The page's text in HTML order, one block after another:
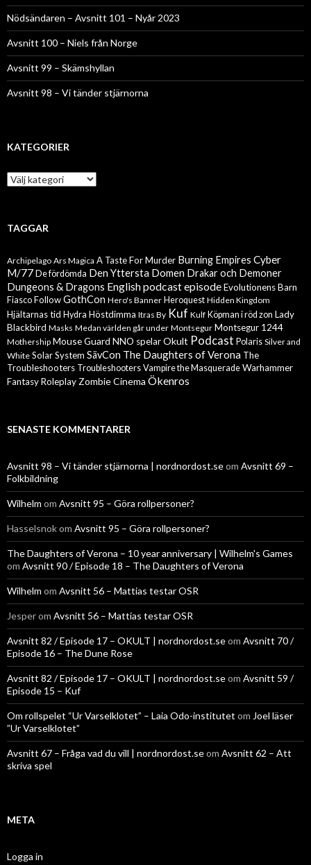
Nödsändaren – Avsnitt 101 – Nyår 2023
Avsnitt 100 – Niels från Norge
Avsnitt 99 – Skämshyllan
Avsnitt 98 – Vi tänder stjärnorna
KATEGORIER
Kategorier
TAGGAR
Archipelago Ars Magica A Taste For Murder Burning Empires Cyber
M/77 De fördömda Den Yttersta Domen Drakar och Demoner
Dungeons & Dragons English podcast episodeEvolutionens Barn
Fiasco FollowGothCon Hero's Banner Heroquest Hidden Kingdom
Hjältarnas tid Hydra Höstdimma Itras By Kuf Kulf Köpman i röd zon Lady
Blackbird Masks Medan världen går under Montsegur Montsegur 1244
Mothership Mouse Guard NNO spelarOkult Podcast Polaris Silver and
White Solar System SävCon The Daughters of Verona The
Troubleshooters Troubleshooters Vampire the Masquerade Warhammer
Fantasy Roleplay Zombie Cinema Ökenros
SENASTE KOMMENTARER
Avsnitt 98 – Vi tänder stjärnorna | nordnordost.seom Avsnitt 69 –
Folkbildning
Wilhelm om Avsnitt 95 – Göra rollpersoner?
Hasselsnokom Avsnitt 95 – Göra rollpersoner?
The Daughters of Verona – 10 year anniversary | Wilhelm's Games
om Avsnitt 90 / Episode 18 – The Daughters of Verona
Wilhelm om Avsnitt 56 – Mattias testar OSR
Jesperom Avsnitt 56 – Mattias testar OSR
Avsnitt 82 / Episode 17 – OKULT | nordnordost.seom Avsnitt 70 /
Episode 16 – The Dune Rose
Avsnitt 82 / Episode 17 – OKULT | nordnordost.seom Avsnitt 59 /
Episode 15 – Kuf
Om rollspelet “Ur Varselklotet” – Laia Odo-institutet om Joel läser
”Ur Varselklotet”
Avsnitt 67 – Fråga vad du vill | nordnordost.seom Avsnitt 62 – Att
skriva spel
META
Logga in